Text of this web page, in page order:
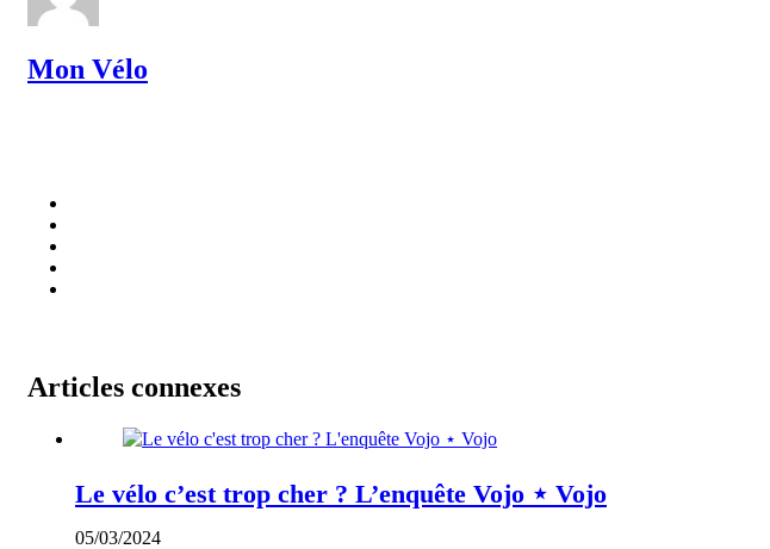
Mon Vélo
Articles connexes
Le vélo c’est trop cher ? L’enquête Vojo ⋆ Vojo
05/03/2024